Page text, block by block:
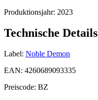
Produktionsjahr: 2023
Technische Details
Label: Noble Demon
EAN: 4260689093335
Preiscode: BZ